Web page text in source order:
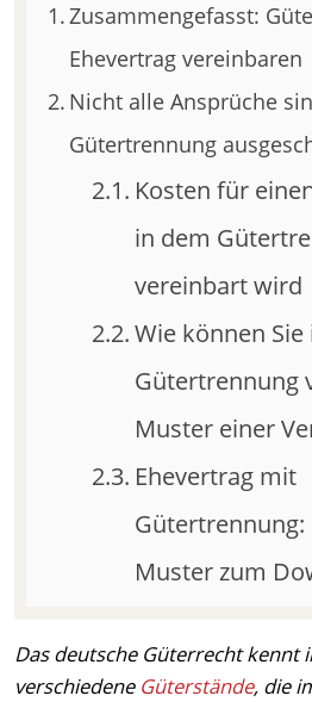
Zusammengefasst:
Ehevertrag vereinbaren
Nicht alle Ansprüche
Gütertrennung
Kosten für
in dem
vereinbart wird
Wie können
Gütertrennung
Muster einer
Ehevertrag mit
Gütertrennung:
Muster zum
Das deutsche Güterrecht kennt
verschiedene Güterstände, die